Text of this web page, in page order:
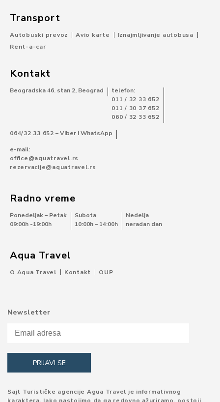
Transport
Autobuski prevoz Avio karte
Iznajmljivanje autobusa
Rent-a-car
Kontakt
Beogradska 46. stan 2, Beograd
telefon:
011 / 32 33 652
011 / 30 37 652
060 / 32 33 652
064/32 33 652 – Viber i WhatsApp
e-mail:
office@aquatravel.rs
rezervacije@aquatravel.rs
Radno vreme
Ponedeljak – Petak
09:00h -19:00h
Subota
10:00h – 14:00h
Nedelja
neradan dan
Aqua Travel
O Aqua Travel Kontakt OUP
Newsletter
Sajt Turističke agencije Agua Travel je informativnog